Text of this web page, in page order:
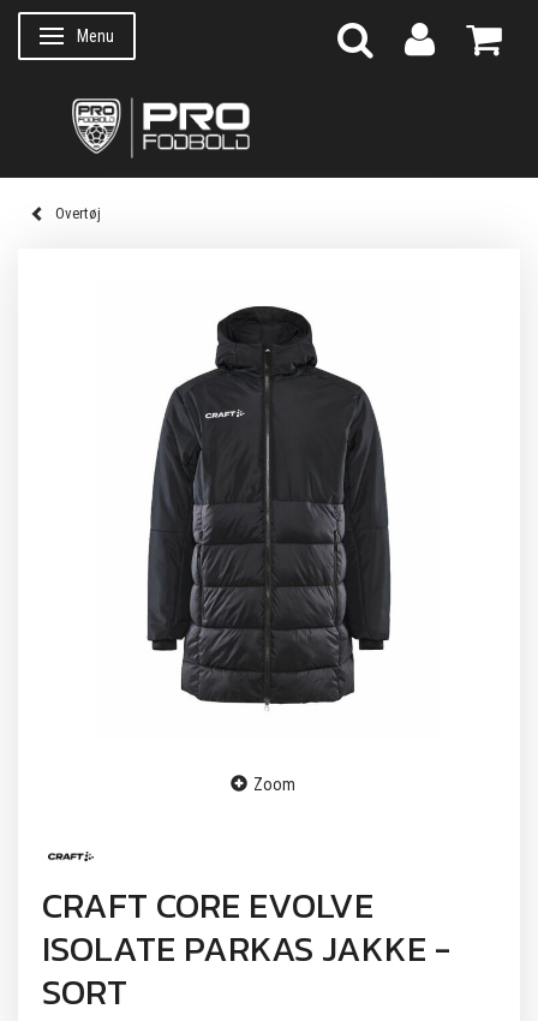
Skifte navigation
Menu
Overtøj
Zoom
CRAFT CORE EVOLVE
ISOLATE PARKAS JAKKE -
SORT